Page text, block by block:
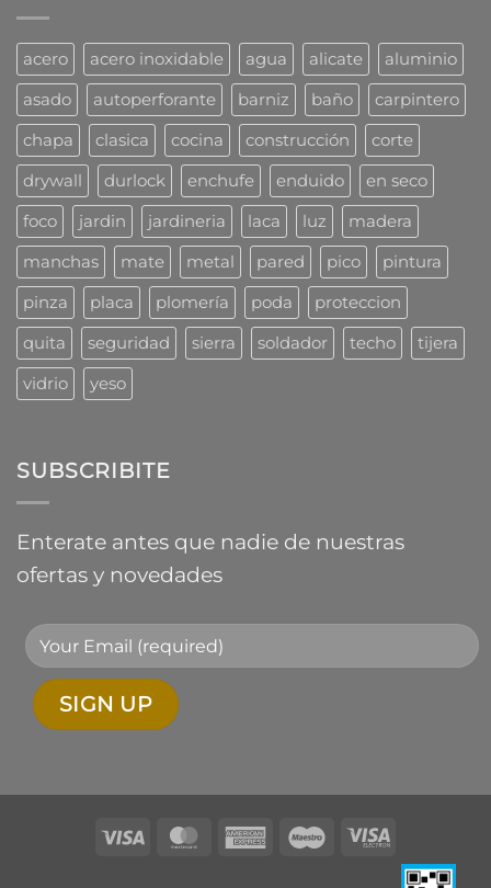
cucarachas?
Mirá
cómo
las
combaten
los
profesionales
acero acero inoxidable agua alicate
aluminio
asado
autoperforante barniz baño
carpintero
chapa
clasica cocina construcción
corte
drywall
durlock enchufe enduido
en seco
foco
jardin jardineria laca luz
madera
manchas
mate metal pared pico
pintura
pinza
placa plomería poda
proteccion
quita
seguridad sierra soldador techo
tijera
vidrio
yeso
SUBSCRIBITE
Enterate antes que nadie de nuestras
ofertas y novedades
Visa MasterCardAmericanMaestroVisa
Electron